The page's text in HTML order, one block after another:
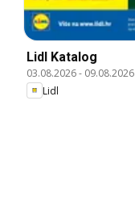
Lidl Katalog
03.08.2026- 09.08.2026
Lidl